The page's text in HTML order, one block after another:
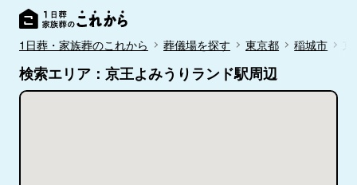
1日葬・家族葬のこれから 葬儀場を探す 東京都 稲城市
検索エリア：京王よみうりランド駅周辺